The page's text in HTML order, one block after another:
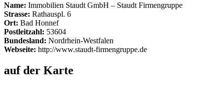
Name: Immobilien Staudt GmbH – Staudt Firmengruppe
Strasse: Rathauspl. 6
Ort: Bad Honnef
Postleitzahl: 53604
Bundesland: Nordrhein-Westfalen
Webseite: http://www.staudt-firmengruppe.de
auf der Karte